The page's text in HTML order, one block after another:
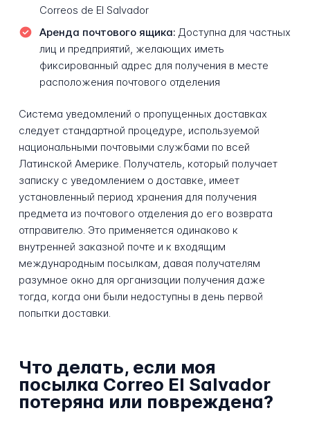
Correos de El Salvador
Аренда почтового ящика: Доступна для частных
лиц и предприятий, желающих иметь
фиксированный адрес для получения в месте
расположения почтового отделения
Система уведомлений о пропущенных доставках
следует стандартной процедуре, используемой
национальными почтовыми службами по всей
Латинской Америке. Получатель, который получает
записку с уведомлением о доставке, имеет
установленный период хранения для получения
предмета из почтового отделения до его возврата
отправителю. Это применяется одинаково к
внутренней заказной почте и к входящим
международным посылкам, давая получателям
разумное окно для организации получения даже
тогда, когда они были недоступны в день первой
попытки доставки.
Что делать, если моя
посылка Correo El Salvador
потеряна или повреждена?